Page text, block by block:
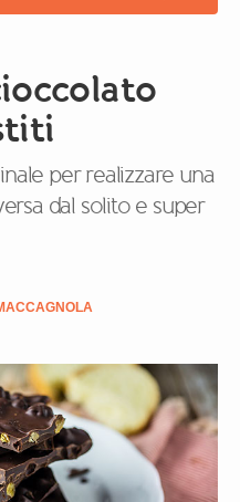
per realizzare una
dal solito e super